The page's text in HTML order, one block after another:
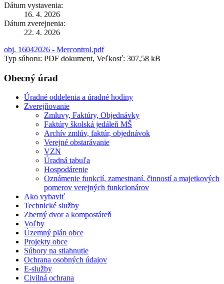
Dátum vystavenia:
16. 4. 2026
Dátum zverejnenia:
22. 4. 2026
obj. 16042026 - Mercontrol.pdf
Typ súboru: PDF dokument, Veľkosť: 307,58 kB
Obecný úrad
Úradné oddelenia a úradné hodiny
Zverejňovanie
Zmluvy, Faktúry, Objednávky
Faktúry školská jedáleň MŠ
Archív zmlúv, faktúr, objednávok
Verejné obstarávanie
VZN
Úradná tabuľa
Hospodárenie
Oznámenie funkcií, zamestnaní, činností a majetkových
pomerov verejných funkcionárov
Ako vybaviť
Technické služby
Zberný dvor a kompostáreň
Voľby
Územný plán obce
Projekty obce
Súbory na stiahnutie
Ochrana osobných údajov
E-služby
Civilná ochrana